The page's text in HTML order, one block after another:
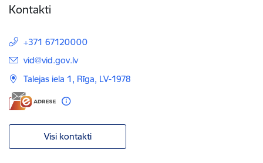
Kontakti
+371 67120000
E-pasts:
vid@vid.gov.lv
Talejas iela 1, Rīga, LV-1978
Visi kontakti